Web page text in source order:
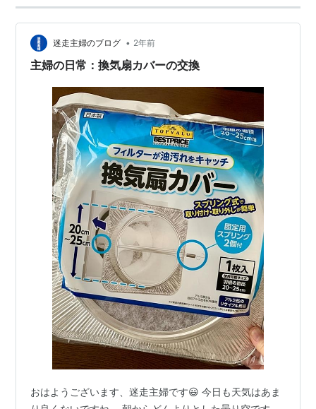
迷走主婦のブログ • 2年前
主婦の日常：換気扇カバーの交換
おはようございます、迷走主婦です😃 今日も天気はあま